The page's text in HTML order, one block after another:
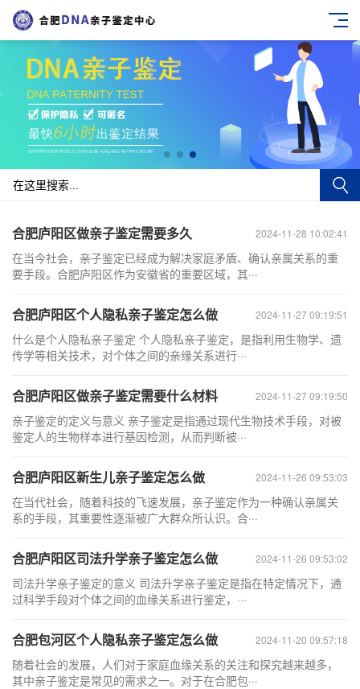
2024-11-28 10:02:41
合肥庐阳区做亲子鉴定需要多久
在当今社会，亲子鉴定已经成为解决家庭矛盾、确认亲属关系的重
要手段。合肥庐阳区作为安徽省的重要区域，其···
2024-11-27 09:19:51
合肥庐阳区个人隐私亲子鉴定怎么做
什么是个人隐私亲子鉴定 个人隐私亲子鉴定，是指利用生物学、遗
传学等相关技术，对个体之间的亲缘关系进行···
2024-11-27 09:19:50
合肥庐阳区做亲子鉴定需要什么材料
亲子鉴定的定义与意义 亲子鉴定是指通过现代生物技术手段，对被
鉴定人的生物样本进行基因检测，从而判断被···
2024-11-26 09:53:03
合肥庐阳区新生儿亲子鉴定怎么做
在当代社会，随着科技的飞速发展，亲子鉴定作为一种确认亲属关
系的手段，其重要性逐渐被广大群众所认识。合···
2024-11-26 09:53:02
合肥庐阳区司法升学亲子鉴定怎么做
司法升学亲子鉴定的意义 司法升学亲子鉴定是指在特定情况下，通
过科学手段对个体之间的血缘关系进行鉴定，···
2024-11-20 09:57:18
合肥包河区个人隐私亲子鉴定怎么做
随着社会的发展，人们对于家庭血缘关系的关注和探究越来越多，
其中亲子鉴定是常见的需求之一。对于在合肥包···